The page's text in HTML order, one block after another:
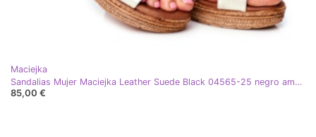
Maciejka
Sandalias Mujer Maciejka Leather Suede Black 04565-25 negro amarillo
85,00 €